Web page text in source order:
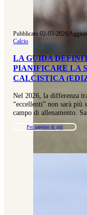
Pubblicato 02-03-2026|
Calcio
LA GUIDA
PIANIFICARE LA
CALCISTICA
Nel 2026, la differenza
“eccellenti” non sarà più
campo di allenamento.
Per saperne di più